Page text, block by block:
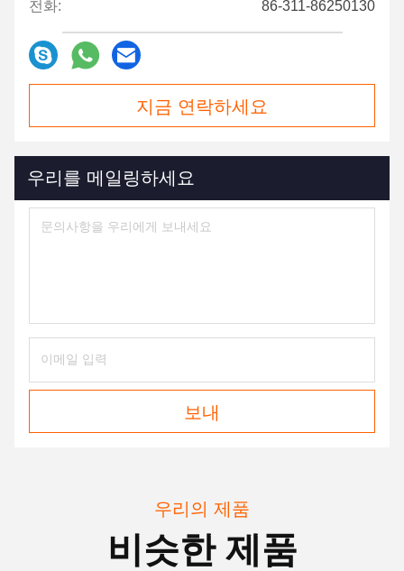
전화: 86-311-86250130
지금 연락하세요
우리를 메일링하세요
보내
우리의 제품
비슷한 제품